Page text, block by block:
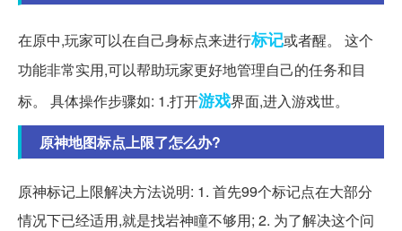
在原中,玩家可以在自己身标点来进行标记或者醒。 这个
功能非常实用,可以帮助玩家更好地管理自己的任务和目
标。 具体操作步骤如: 1.打开游戏界面,进入游戏世。
原神地图标点上限了怎么办?
原神标记上限解决方法说明: 1. 首先99个标记点在大部分
情况下已经适用,就是找岩神瞳不够用; 2. 为了解决这个问